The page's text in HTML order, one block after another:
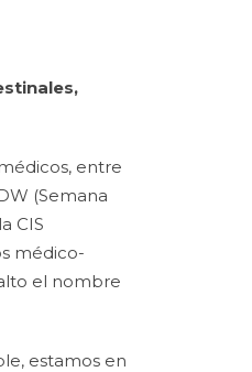
entre
(Semana
CIS
médico-
el nombre
estamos en